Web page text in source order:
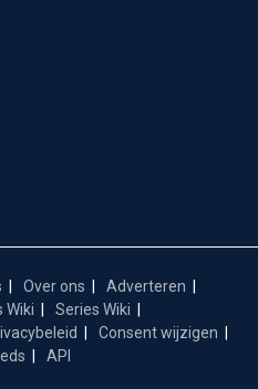
Over ons
Adverteren
Wiki
Series Wiki
Consent wijzigen
API